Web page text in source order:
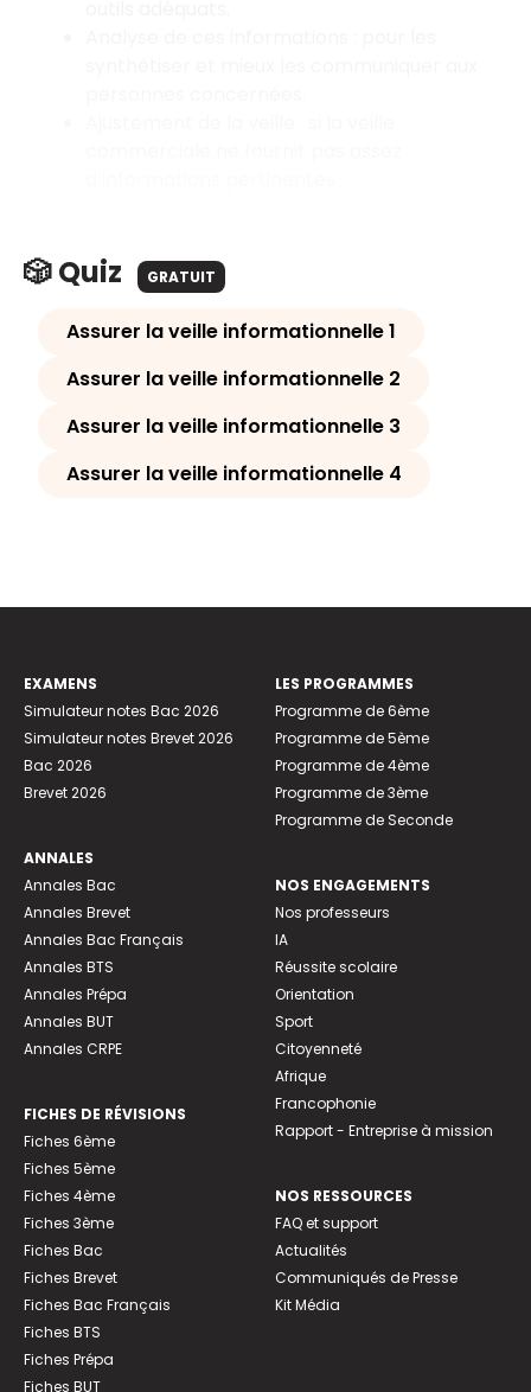
🎲 Quiz GRATUIT
Assurer la veille informationnelle 1
Assurer la veille informationnelle 2
Assurer la veille informationnelle 3
Assurer la veille informationnelle 4
EXAMENS
Simulateur notes Bac 2026
Simulateur notes Brevet 2026
Bac 2026
Brevet 2026
ANNALES
Annales Bac
Annales Brevet
Annales Bac Français
Annales BTS
Annales Prépa
Annales BUT
Annales CRPE
FICHES DE RÉVISIONS
Fiches 6ème
Fiches 5ème
Fiches 4ème
Fiches 3ème
Fiches Bac
Fiches Brevet
Fiches Bac Français
Fiches BTS
Fiches Prépa
Fiches BUT
LES PROGRAMMES
Programme de 6ème
Programme de 5ème
Programme de 4ème
Programme de 3ème
Programme de Seconde
NOS ENGAGEMENTS
Nos professeurs
IA
Réussite scolaire
Orientation
Sport
Citoyenneté
Afrique
Francophonie
Rapport - Entreprise à mission
NOS RESSOURCES
FAQ et support
Actualités
Communiqués de Presse
Kit Média